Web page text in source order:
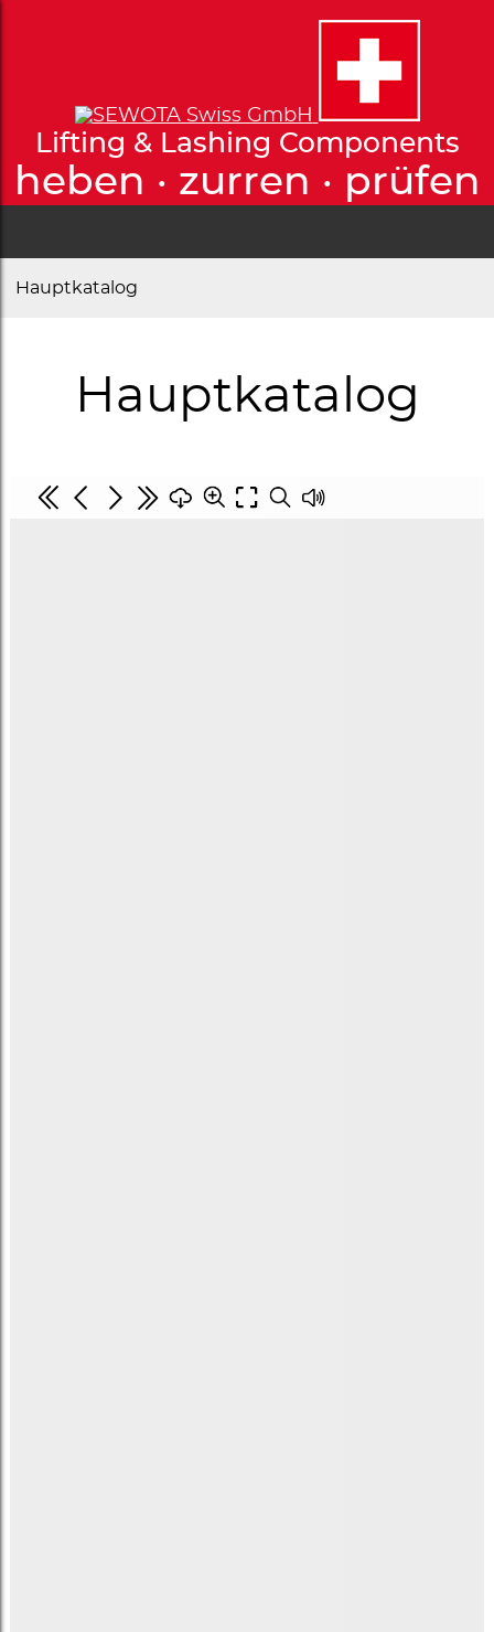
Lifting & Lashing Components
heben · zurren · prüfen
Hauptkatalog
Hauptkatalog